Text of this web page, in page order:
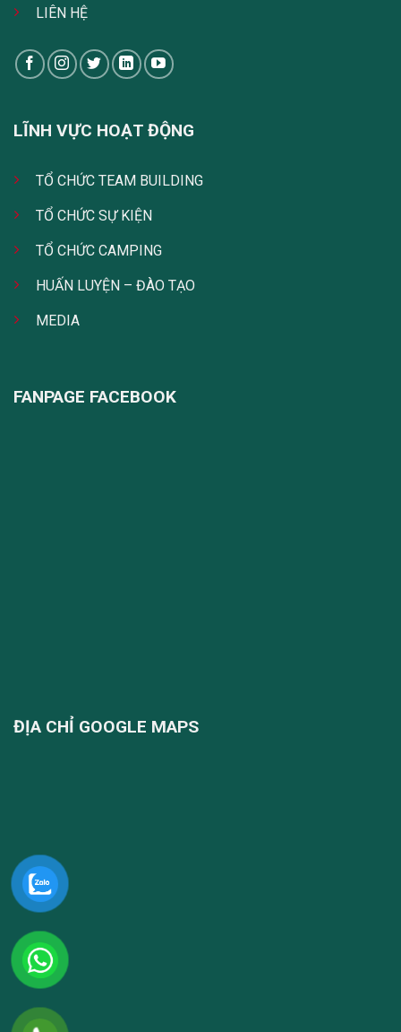
LIÊN HỆ
LĨNH VỰC HOẠT ĐỘNG
TỔ CHỨC TEAM BUILDING
TỔ CHỨC SỰ KIỆN
TỔ CHỨC CAMPING
HUẤN LUYỆN – ĐÀO TẠO
MEDIA
FANPAGE FACEBOOK
ĐỊA CHỈ GOOGLE MAPS